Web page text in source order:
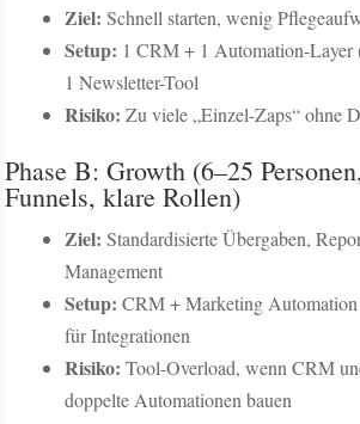
Ziel: Schnell starten, wenig
Setup: 1 CRM + 1 Automation-
1 Newsletter-Tool
Risiko: Zu viele „Einzel-Zaps“ ohne
Phase B: Growth (6–25
Funnels, klare Rollen)
Ziel: Standardisierte Übergaben,
Management
Setup: CRM + Marketing
für Integrationen
Risiko: Tool-Overload, wenn CRM
doppelte Automationen bauen